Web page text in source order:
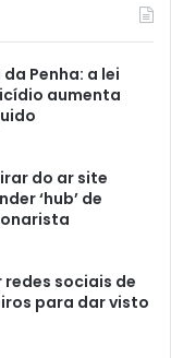
Penha: a lei
aumenta
do ar site
‘hub’ de
sociais de
para dar visto